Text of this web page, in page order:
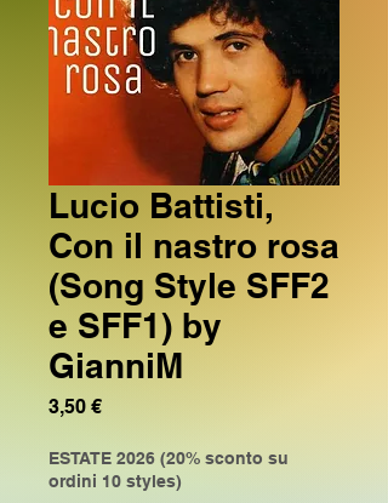
Lucio Battisti,
Con il nastro rosa
(Song Style SFF2
e SFF1) by
GianniM
3,50 €Prezzo
ESTATE 2026 (20% sconto su
ordini 10 styles)